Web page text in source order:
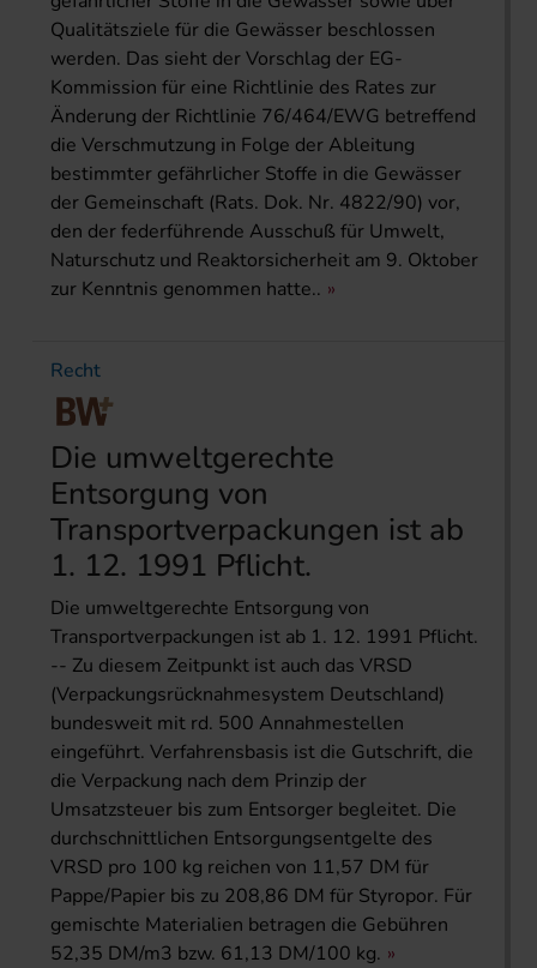
Qualitätsziele für die Gewässer beschlossen
werden. Das sieht der Vorschlag der EG-
Kommission für eine Richtlinie des Rates zur
Änderung der Richtlinie 76/464/EWG betreffend
die Verschmutzung in Folge der Ableitung
bestimmter gefährlicher Stoffe in die Gewässer
der Gemeinschaft (Rats. Dok. Nr. 4822/90) vor,
den der federführende Ausschuß für Umwelt,
Naturschutz und Reaktorsicherheit am 9. Oktober
zur Kenntnis genommen hatte..
Recht
Die umweltgerechte
Entsorgung von
Transportverpackungen ist ab
1. 12. 1991 Pflicht.
Die umweltgerechte Entsorgung von
Transportverpackungen ist ab 1. 12. 1991 Pflicht.
-- Zu diesem Zeitpunkt ist auch das VRSD
(Verpackungsrücknahmesystem Deutschland)
bundesweit mit rd. 500 Annahmestellen
eingeführt. Verfahrensbasis ist die Gutschrift, die
die Verpackung nach dem Prinzip der
Umsatzsteuer bis zum Entsorger begleitet. Die
durchschnittlichen Entsorgungsentgelte des
VRSD pro 100 kg reichen von 11,57 DM für
Pappe/Papier bis zu 208,86 DM für Styropor. Für
gemischte Materialien betragen die Gebühren
52,35 DM/m3 bzw. 61,13 DM/100 kg.